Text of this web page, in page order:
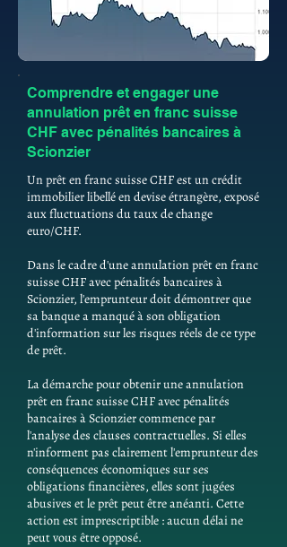
Comprendre et engager une
annulation prêt en franc suisse
CHF avec pénalités bancaires à
Scionzier
Un prêt en franc suisse CHF est un crédit
immobilier libellé en devise étrangère, exposé
aux fluctuations du taux de change
euro/CHF.
Dans le cadre d'une annulation prêt en franc
suisse CHF avec pénalités bancaires à
Scionzier, l'emprunteur doit démontrer que
sa banque a manqué à son obligation
d'information sur les risques réels de ce type
de prêt.
La démarche pour obtenir une annulation
prêt en franc suisse CHF avec pénalités
bancaires à Scionzier commence par
l'analyse des clauses contractuelles. Si elles
n'informent pas clairement l'emprunteur des
conséquences économiques sur ses
obligations financières, elles sont jugées
abusives et le prêt peut être anéanti. Cette
action est imprescriptible : aucun délai ne
peut vous être opposé.